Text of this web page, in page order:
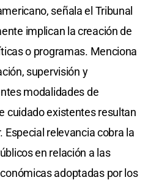
señala el Tribunal
implican la creación de
o programas. Menciona
supervisión y
modalidades de
cuidado existentes resultan
Especial relevancia cobra la
en relación a las
adoptadas por los